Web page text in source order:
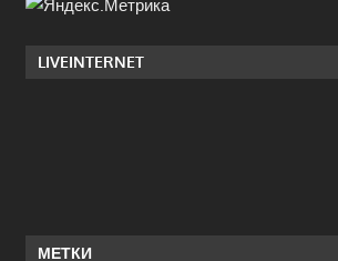
LIVEINTERNET
МЕТКИ